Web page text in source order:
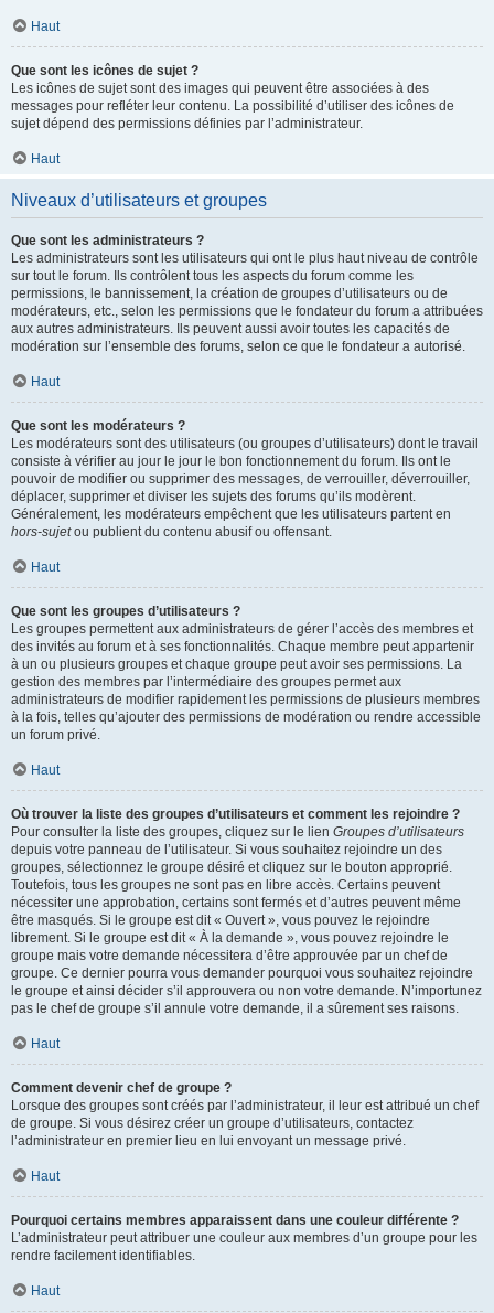
Haut
Que sont les icônes de sujet ?
Les icônes de sujet sont des images qui peuvent être associées à des
messages pour refléter leur contenu. La possibilité d’utiliser des icônes de
sujet dépend des permissions définies par l’administrateur.
Haut
Niveaux d’utilisateurs et groupes
Que sont les administrateurs ?
Les administrateurs sont les utilisateurs qui ont le plus haut niveau de contrôle
sur tout le forum. Ils contrôlent tous les aspects du forum comme les
permissions, le bannissement, la création de groupes d’utilisateurs ou de
modérateurs, etc., selon les permissions que le fondateur du forum a attribuées
aux autres administrateurs. Ils peuvent aussi avoir toutes les capacités de
modération sur l’ensemble des forums, selon ce que le fondateur a autorisé.
Haut
Que sont les modérateurs ?
Les modérateurs sont des utilisateurs (ou groupes d’utilisateurs) dont le travail
consiste à vérifier au jour le jour le bon fonctionnement du forum. Ils ont le
pouvoir de modifier ou supprimer des messages, de verrouiller, déverrouiller,
déplacer, supprimer et diviser les sujets des forums qu’ils modèrent.
Généralement, les modérateurs empêchent que les utilisateurs partent en
hors-sujetou publient du contenu abusif ou offensant.
Haut
Que sont les groupes d’utilisateurs ?
Les groupes permettent aux administrateurs de gérer l’accès des membres et
des invités au forum et à ses fonctionnalités. Chaque membre peut appartenir
à un ou plusieurs groupes et chaque groupe peut avoir ses permissions. La
gestion des membres par l’intermédiaire des groupes permet aux
administrateurs de modifier rapidement les permissions de plusieurs membres
à la fois, telles qu’ajouter des permissions de modération ou rendre accessible
un forum privé.
Haut
Où trouver la liste des groupes d’utilisateurs et comment les rejoindre ?
Pour consulter la liste des groupes, cliquez sur le lien Groupes d’utilisateurs
depuis votre panneau de l’utilisateur. Si vous souhaitez rejoindre un des
groupes, sélectionnez le groupe désiré et cliquez sur le bouton approprié.
Toutefois, tous les groupes ne sont pas en libre accès. Certains peuvent
nécessiter une approbation, certains sont fermés et d’autres peuvent même
être masqués. Si le groupe est dit « Ouvert », vous pouvez le rejoindre
librement. Si le groupe est dit « À la demande », vous pouvez rejoindre le
groupe mais votre demande nécessitera d’être approuvée par un chef de
groupe. Ce dernier pourra vous demander pourquoi vous souhaitez rejoindre
le groupe et ainsi décider s’il approuvera ou non votre demande. N’importunez
pas le chef de groupe s’il annule votre demande, il a sûrement ses raisons.
Haut
Comment devenir chef de groupe ?
Lorsque des groupes sont créés par l’administrateur, il leur est attribué un chef
de groupe. Si vous désirez créer un groupe d’utilisateurs, contactez
l’administrateur en premier lieu en lui envoyant un message privé.
Haut
Pourquoi certains membres apparaissent dans une couleur différente ?
L’administrateur peut attribuer une couleur aux membres d’un groupe pour les
rendre facilement identifiables.
Haut